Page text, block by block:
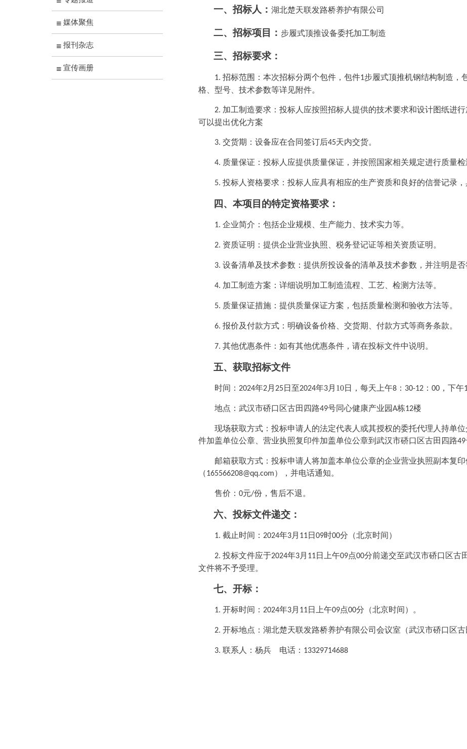
媒体聚焦
报刊杂志
宣传画册
一、招标人： 湖北楚天联发路桥养护有限公司
二、招标项目： 步履式顶推设备委托加工制造
三、招标要求：
1. 招标范围：本次招标分两个包件，包件1步履式顶推机钢结构制造，
格、型号、技术参数等详见附件。
2. 加工制造要求：投标人应按照招标人提供的技术要求和设计图纸进
可以提出优化方案
3. 交货期：设备应在合同签订后45天内交货。
4. 质量保证：投标人应提供质量保证，并按照国家相关规定进行质量检
5. 投标人资格要求：投标人应具有相应的生产资质和良好的信誉记录，
四、本项目的特定资格要求：
1. 企业简介：包括企业规模、生产能力、技术实力等。
2. 资质证明：提供企业营业执照、税务登记证等相关资质证明。
3. 设备清单及技术参数：提供所投设备的清单及技术参数，并注明是否
4. 加工制造方案：详细说明加工制造流程、工艺、检测方法等。
5. 质量保证措施：提供质量保证方案，包括质量检测和验收方法等。
6. 报价及付款方式：明确设备价格、交货期、付款方式等商务条款。
7. 其他优惠条件：如有其他优惠条件，请在投标文件中说明。
五、 获取招标文件
时间： 2024年2月 25日至2024年3月 10日，每天上午8 ： 30-12 ： 00 ，下午
地点：武汉市硚口区古田四路49号同心健康产业园A栋12楼
现场获取方式：投标申请人的法定代表人或其授权的委托代理人持单
件加盖单位公章、营业执照复印件加盖单位公章到武汉市硚口区古田四路49
邮箱获取方式：投标申请人将加盖本单位公章的企业营业执照副本复
（165566208@qq.com），并电话通知。
售价： 0元/份，售后不退。
六、投标文件递交 ：
1. 截止时间： 2024年3月 11日 09时00分（北京时间）
2. 投标文件应于2024年3月 11日 上午09点00分前递交至武汉市硚口区古
文件将不予受理。
七、开标：
1. 开标时间： 2024年3月 11日 上午09点00分（北京时间）。
2. 开标地点： 湖北楚天联发路桥养护有限公司会议室（武汉市硚口区古
3. 联系人： 杨兵 电话： 13329714688